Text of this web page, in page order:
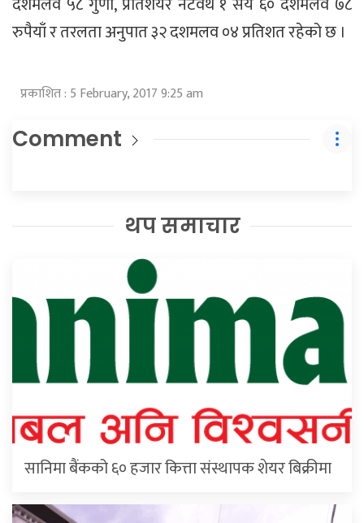
रुपैयाँ र तरलता अनुपात ३२ दशमलव ०४ प्रतिशत रहेको छ ।
प्रकाशित : 5 February, 2017 9:25 am
Comment
थप समाचार
सानिमा बैंकको ६० हजार कित्ता संस्थापक शेयर बिक्रीमा